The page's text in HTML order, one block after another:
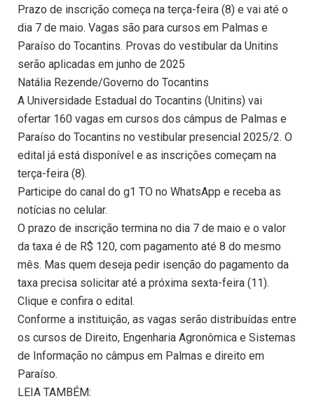
Prazo de inscrição começa na terça-feira (8) e vai até o
dia 7 de maio. Vagas são para cursos em Palmas e
Paraíso do Tocantins. Provas do vestibular da Unitins
serão aplicadas em junho de 2025
Natália Rezende/Governo do Tocantins
A Universidade Estadual do Tocantins (Unitins) vai
ofertar 160 vagas em cursos dos câmpus de Palmas e
Paraíso do Tocantins no vestibular presencial 2025/2. O
edital já está disponível e as inscrições começam na
terça-feira (8).
Participe do canal do g1 TO no WhatsApp e receba as
notícias no celular.
O prazo de inscrição termina no dia 7 de maio e o valor
da taxa é de R$ 120, com pagamento até 8 do mesmo
mês. Mas quem deseja pedir isenção do pagamento da
taxa precisa solicitar até a próxima sexta-feira (11).
Clique e confira o edital.
Conforme a instituição, as vagas serão distribuídas entre
os cursos de Direito, Engenharia Agronômica e Sistemas
de Informação no câmpus em Palmas e direito em
Paraíso.
LEIA TAMBÉM: